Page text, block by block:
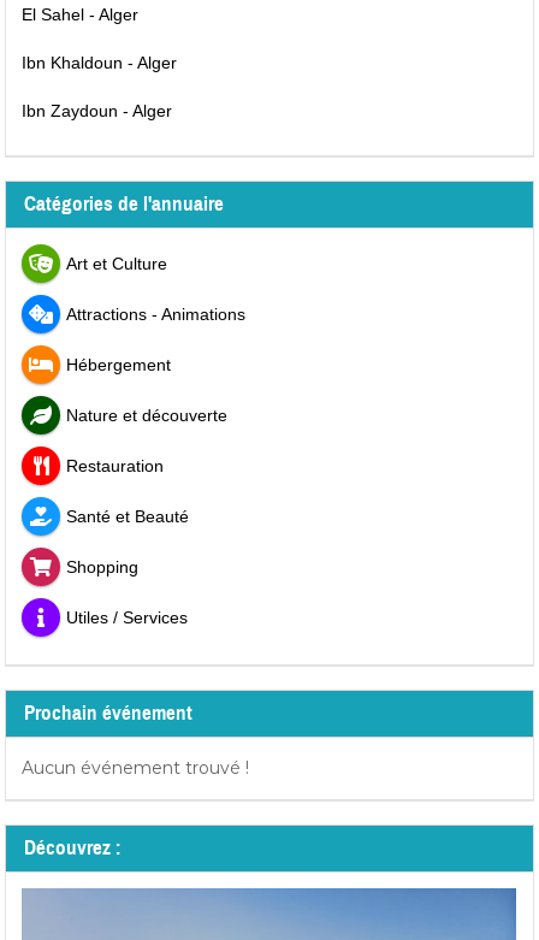
El Sahel - Alger
Ibn Khaldoun - Alger
Ibn Zaydoun - Alger
Catégories de l'annuaire
Art et Culture
Attractions - Animations
Hébergement
Nature et découverte
Restauration
Santé et Beauté
Shopping
Utiles / Services
Prochain événement
Aucun événement trouvé !
Découvrez :